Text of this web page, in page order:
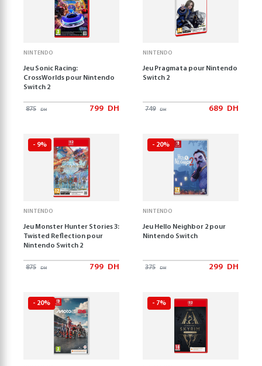
NINTENDO
Jeu Sonic Racing:
CrossWorlds pour Nintendo
Switch 2
875 DH 799 DH
NINTENDO
Jeu Pragmata pour Nintendo
Switch 2
749 DH 689 DH
- 9%
NINTENDO
Jeu Monster Hunter Stories 3:
Twisted Reflection pour
Nintendo Switch 2
875 DH 799 DH
- 20%
NINTENDO
Jeu Hello Neighbor 2 pour
Nintendo Switch
375 DH 299 DH
- 20% - 7%